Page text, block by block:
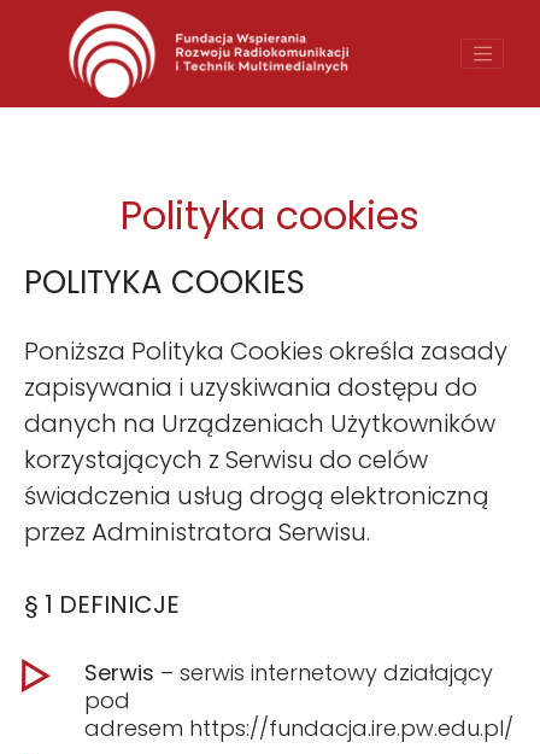
Sponsorzy
Polityka cookies
POLITYKA COOKIES
Poniższa Polityka Cookies określa zasady
zapisywania i uzyskiwania dostępu do
danych na Urządzeniach Użytkowników
korzystających z Serwisu do celów
świadczenia usług drogą elektroniczną
przez Administratora Serwisu.
§ 1 DEFINICJE
Serwis – serwis internetowy działający
pod
adresem https://fundacja.ire.pw.edu.pl/